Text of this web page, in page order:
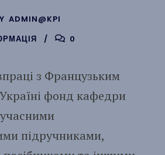
ADMIN@KPI
0
з Французьким
фонд кафедри
підручниками,